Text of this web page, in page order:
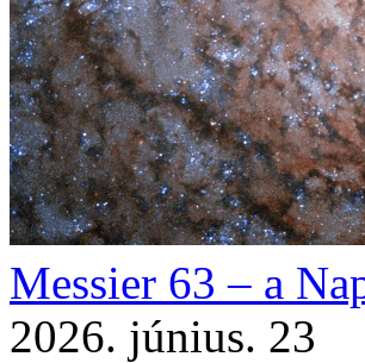
Messier 63 – a
2026. június. 23